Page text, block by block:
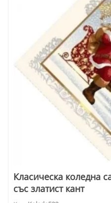
Класическа коледна
със златист кант